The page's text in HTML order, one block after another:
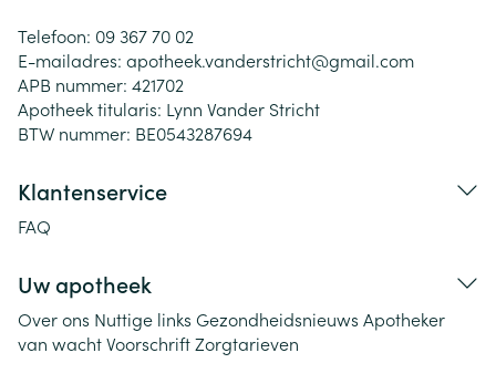
Telefoon: 09 367 70 02
E-mailadres: apotheek.vanderstricht@gmail.com
APB nummer: 421702
Apotheek titularis: Lynn Vander Stricht
BTW nummer: BE0543287694
Klantenservice
FAQ
Uw apotheek
Over ons Nuttige links Gezondheidsnieuws Apotheker
van wachtVoorschriftZorgtarieven